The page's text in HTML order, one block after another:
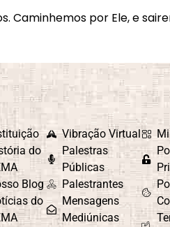
Caminhemos por Ele, e
do
Blog
do
Vibração Virtual
Palestras
Públicas
Palestrantes
Mensagens
Mediúnicas